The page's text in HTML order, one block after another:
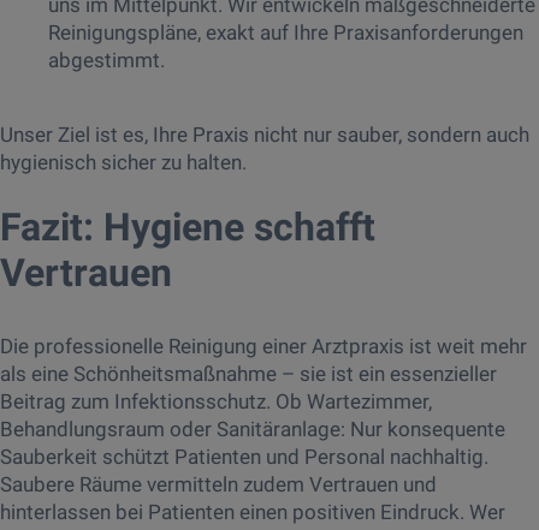
Reinigungspläne, exakt auf Ihre Praxisanforderungen
abgestimmt.
Unser Ziel ist es, Ihre Praxis nicht nur sauber, sondern auch
hygienisch sicher zu halten.
Fazit: Hygiene schafft
Vertrauen
Die professionelle Reinigung einer Arztpraxis ist weit mehr
als eine Schönheitsmaßnahme – sie ist ein essenzieller
Beitrag zum Infektionsschutz. Ob Wartezimmer,
Behandlungsraum oder Sanitäranlage: Nur konsequente
Sauberkeit schützt Patienten und Personal nachhaltig.
Saubere Räume vermitteln zudem Vertrauen und
hinterlassen bei Patienten einen positiven Eindruck. Wer